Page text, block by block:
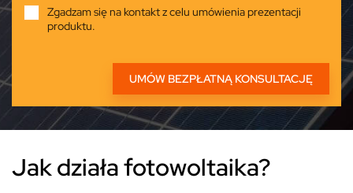
Zgadzam się na kontakt z celu umówienia prezentacji
produktu.
Jak działa fotowoltaika?